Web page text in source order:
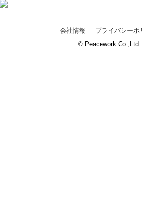
会社情報
プライバシーポ
© Peacework Co.,Ltd.